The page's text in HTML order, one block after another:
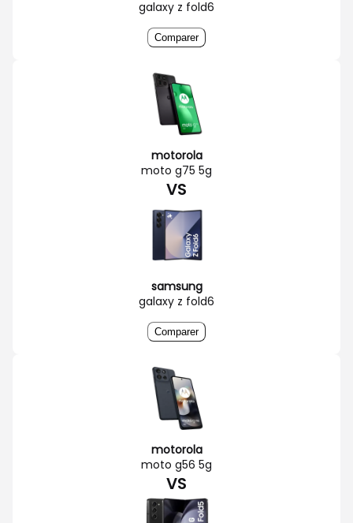
galaxy z fold6
Comparer
motorola
moto g75 5g
VS
samsung
galaxy z fold6
Comparer
motorola
moto g56 5g
VS